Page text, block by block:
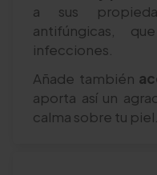
a sus
antifúngicas,
infecciones.
Añade también
aporta así un
calma sobre tu piel.